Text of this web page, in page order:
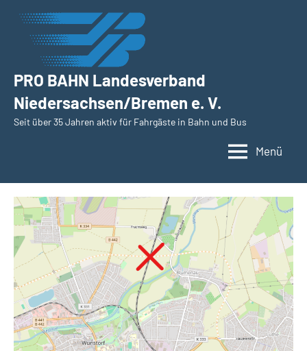
Inhalt
springen
PRO BAHN Landesverband
Niedersachsen/Bremen e. V.
Seit über 35 Jahren aktiv für Fahrgäste in Bahn und Bus
Menü